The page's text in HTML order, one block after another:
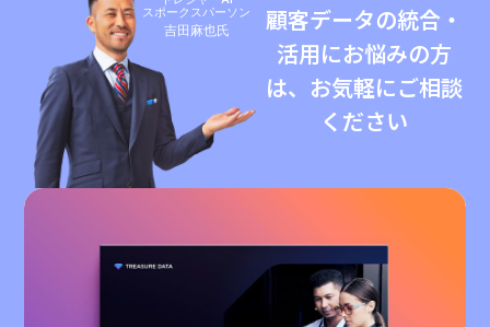
スポークスパーソン
吉田麻也氏
顧客データの統合・
活用にお悩みの方
は、お気軽にご相談
ください